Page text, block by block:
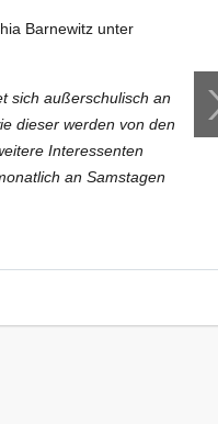
Barnewitz unter
sich außerschulisch an
dieser werden von den
Interessenten
an Samstagen